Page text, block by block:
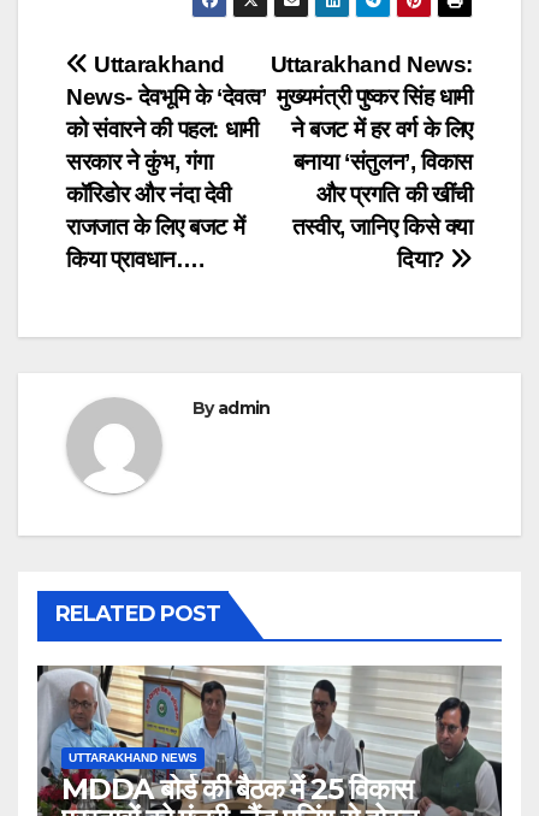
Post
navigation
Uttarakhand News:
मुख्यमंत्री पुष्कर सिंह धामी
ने बजट में हर वर्ग के लिए
बनाया ‘संतुलन’, विकास
और प्रगति की खींची
तस्वीर, जानिए किसे क्या
दिया?
Uttarakhand
News- देवभूमि के ‘देवत्व’
को संवारने की पहल: धामी
सरकार ने कुंभ, गंगा
कॉरिडोर और नंदा देवी
राजजात के लिए बजट में
किया प्रावधान….
Byadmin
RELATED POST
UTTARAKHAND NEWS
MDDA बोर्ड की बैठक में 25 विकास